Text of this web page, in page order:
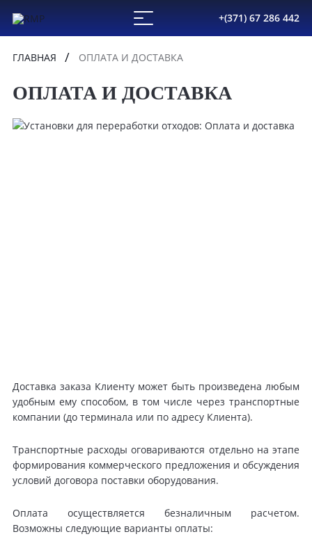
+(371) 67 286 442
ГЛАВНАЯ ОПЛАТА И ДОСТАВКА
ОПЛАТА И ДОСТАВКА
Доставка заказа Клиенту может быть произведена любым
удобным ему способом, в том числе через транспортные
компании (до терминала или по адресу Клиента).
Транспортные расходы оговариваются отдельно на этапе
формирования коммерческого предложения и обсуждения
условий договора поставки оборудования.
Оплата осуществляется безналичным расчетом.
Возможны следующие варианты оплаты: